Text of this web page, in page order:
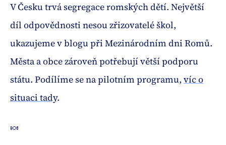
V Česku trvá segregace romských dětí. Největší
díl odpovědnosti nesou zřizovatelé škol,
ukazujeme v blogu při Mezinárodním dni Romů.
Města a obce zároveň potřebují větší podporu
státu. Podílíme se na pilotním programu, víc o
situaci tady.
🍬